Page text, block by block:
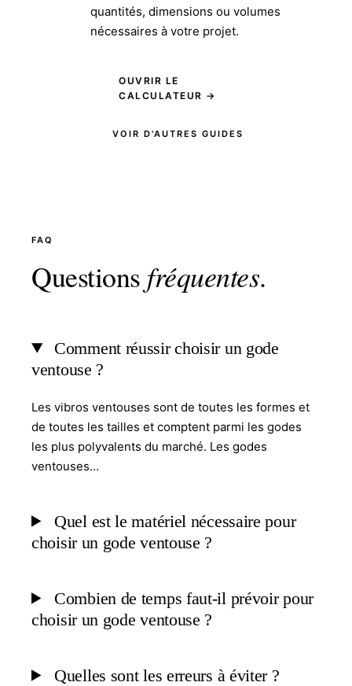
quantités, dimensions ou volumes
nécessaires à votre projet.
OUVRIR LE
CALCULATEUR →
VOIR D'AUTRES GUIDES
FAQ
Questions fréquentes.
Comment réussir choisir un gode
ventouse ?
Les vibros ventouses sont de toutes les formes et
de toutes les tailles et comptent parmi les godes
les plus polyvalents du marché. Les godes
ventouses…
Quel est le matériel nécessaire pour
choisir un gode ventouse ?
Combien de temps faut-il prévoir pour
choisir un gode ventouse ?
Quelles sont les erreurs à éviter ?